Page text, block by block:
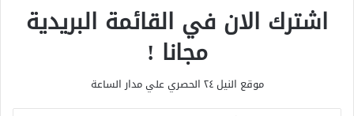
اشترك الان في القائمة البريدية
مجانا !
موقع النيل ٢٤ الحصري علي مدار الساعة